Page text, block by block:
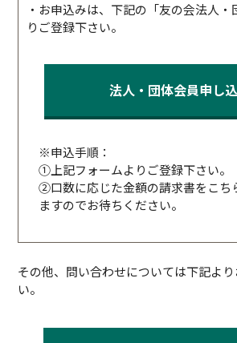
・お申込みは、下記の「友の会法人・
りご登録下さい。
法人・団体会員申し
※申込手順：
①上記フォームよりご登録下さい。
②口数に応じた金額の請求書をこち
ますのでお待ちください。
その他、問い合わせについては下記よ
い。